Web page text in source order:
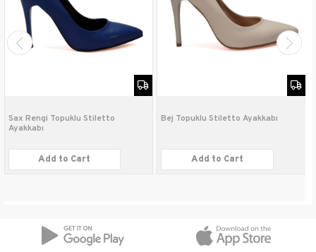
Taban Tipi
Bağlama Şekli Slip on
Sax Rengi Topuklu Stiletto
Ayakkabı
Add to Cart
Bej Topuklu Stiletto Ayakkabı
Add to Cart